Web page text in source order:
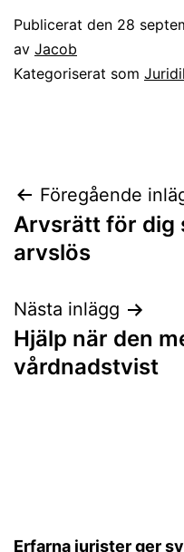
Publicerat den 28
av Jacob
Kategoriserat som
Föregående
Arvsrätt för dig
arvslös
Nästa inlägg
Hjälp när den
vårdnadstvist
Erfarna jurister ger